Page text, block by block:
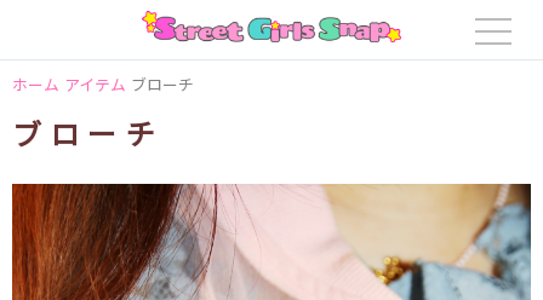
ホーム アイテム ブローチ
ブローチ